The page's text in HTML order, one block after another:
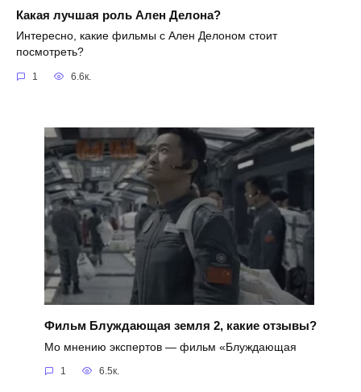
Какая лучшая роль Ален Делона?
Интересно, какие фильмы с Ален Делоном стоит
посмотреть?
1 6.6к.
Фильм Блуждающая земля 2, какие отзывы?
Мо мнению экспертов — фильм «Блуждающая
1 6.5к.